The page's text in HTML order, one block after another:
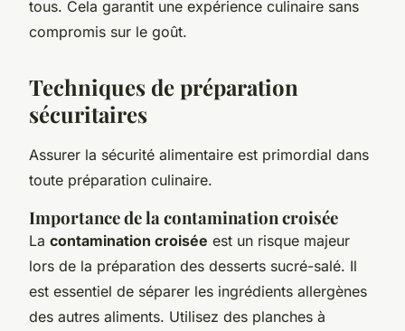
tous. Cela garantit une expérience culinaire sans
compromis sur le goût.
Techniques de préparation
sécuritaires
Assurer la sécurité alimentaire est primordial dans
toute préparation culinaire.
Importance de la contamination croisée
La contamination croisée est un risque majeur
lors de la préparation des desserts sucré-salé. Il
est essentiel de séparer les ingrédients allergènes
des autres aliments. Utilisez des planches à